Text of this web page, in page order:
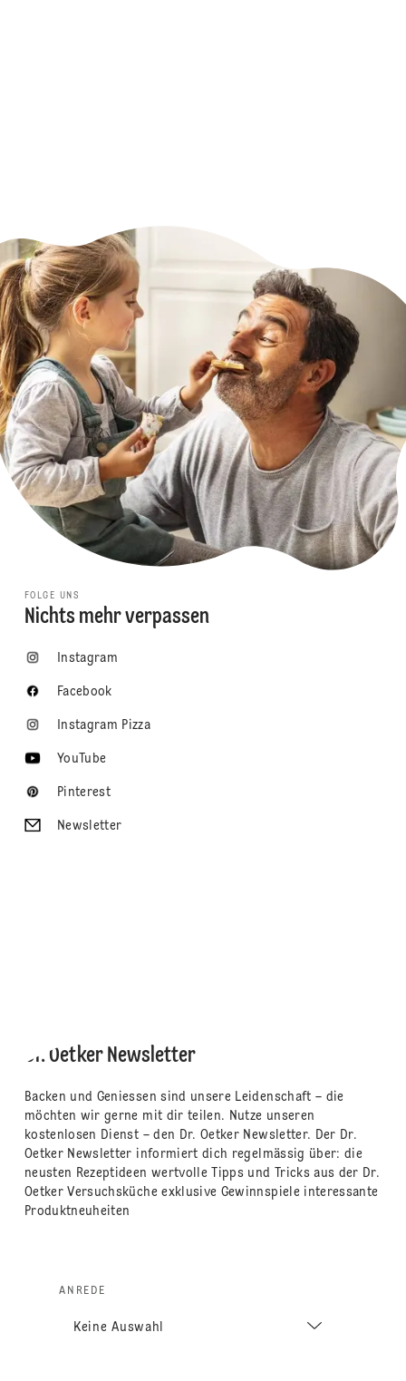
FOLGE UNS
Nichts mehr verpassen
Instagram
Facebook
Instagram Pizza
YouTube
Pinterest
Newsletter
Dr. Oetker Newsletter
Backen und Geniessen sind unsere Leidenschaft – die
möchten wir gerne mit dir teilen. Nutze unseren
kostenlosen Dienst – den Dr. Oetker Newsletter. Der Dr.
Oetker Newsletter informiert dich regelmässig über: die
neusten Rezeptideen wertvolle Tipps und Tricks aus der Dr.
Oetker Versuchsküche exklusive Gewinnspiele interessante
Produktneuheiten
ANREDE